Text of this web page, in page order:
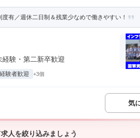
有／週休二日制＆残業少なめで働きやすい！
験・第二新卒歓迎
験者歓迎 +3個
気
人を絞り込みましょう